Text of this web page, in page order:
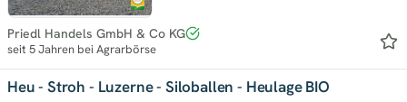
Priedl Handels GmbH & Co KG
seit 5 Jahren bei Agrarbörse
Heu - Stroh - Luzerne - Siloballen - Heulage BIO